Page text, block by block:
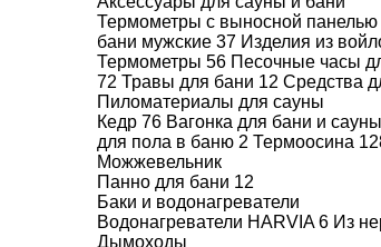
Термометры с выносной панелью
бани мужские 37 Изделия из
Термометры 56 Песочные часы
72 Травы для бани 12 Средства
Пиломатериалы для сауны
Кедр 76 Вагонка для бани и сауны
для пола в баню 2 Термоосина
Можжевельник
Панно для бани 12
Баки и водонагреватели
Водонагреватели HARVIA6 Из
Дымоходы
Наши услуги:
Строительство турецкой
Расчет и комплектация
Ремонт оборудования для
Предлагаем услугу
Необходимо